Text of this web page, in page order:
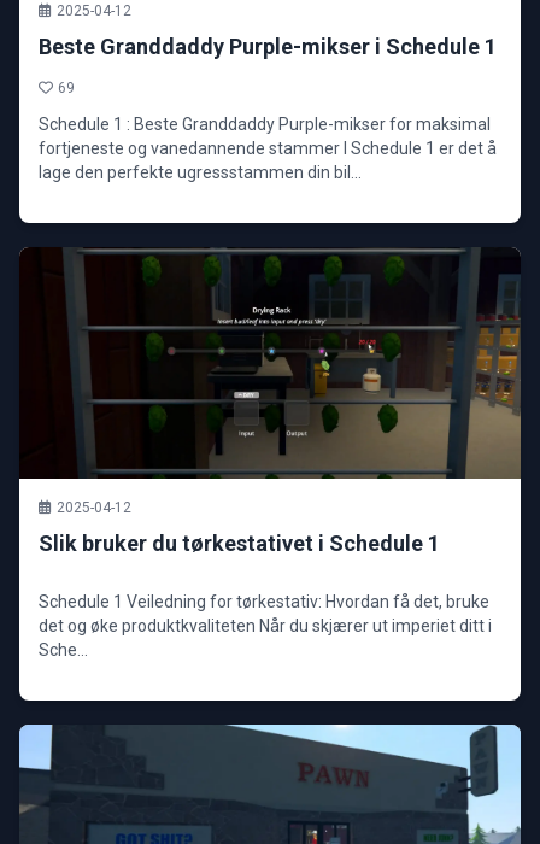
2025-04-12
Beste Granddaddy Purple-mikser i Schedule 1
69
Schedule 1 : Beste Granddaddy Purple-mikser for maksimal
fortjeneste og vanedannende stammer I Schedule 1 er det å
lage den perfekte ugressstammen din bil...
2025-04-12
Slik bruker du tørkestativet i Schedule 1
Schedule 1 Veiledning for tørkestativ: Hvordan få det, bruke
det og øke produktkvaliteten Når du skjærer ut imperiet ditt i
Sche...